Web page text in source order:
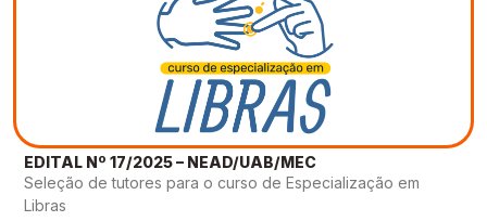
EDITAL Nº 17/2025 – NEAD/UAB/MEC
Seleção de tutores para o curso de Especialização em
Libras